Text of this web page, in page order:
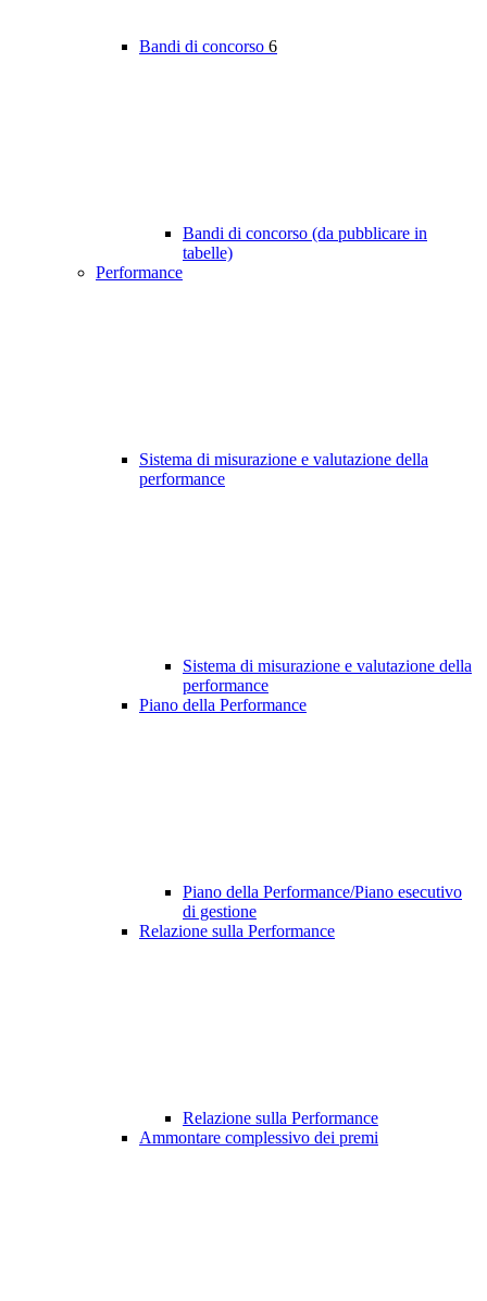
Bandi di concorso 6
Bandi di concorso (da pubblicare in
tabelle)
Performance
Sistema di misurazione e valutazione della
performance
Sistema di misurazione e valutazione della
performance
Piano della Performance
Piano della Performance/Piano esecutivo
di gestione
Relazione sulla Performance
Relazione sulla Performance
Ammontare complessivo dei premi